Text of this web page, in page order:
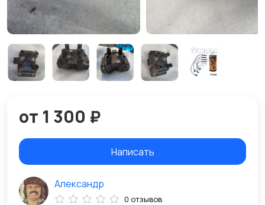
от 1 300 ₽
Написать
Александр
0 отзывов